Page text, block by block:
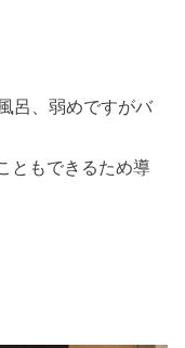
呂、弱めですがバ
ともできるため導